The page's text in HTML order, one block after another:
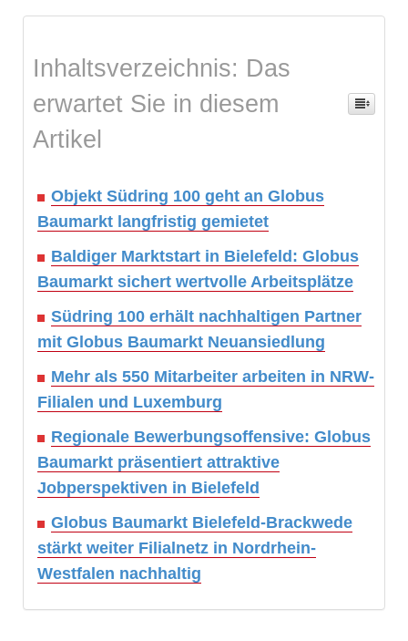
Inhaltsverzeichnis: Das
erwartet Sie in diesem
Artikel
Objekt Südring 100 geht an Globus
Baumarkt langfristig gemietet
Baldiger Marktstart in Bielefeld: Globus
Baumarkt sichert wertvolle Arbeitsplätze
Südring 100 erhält nachhaltigen Partner
mit Globus Baumarkt Neuansiedlung
Mehr als 550 Mitarbeiter arbeiten in NRW-
Filialen und Luxemburg
Regionale Bewerbungsoffensive: Globus
Baumarkt präsentiert attraktive
Jobperspektiven in Bielefeld
Globus Baumarkt Bielefeld-Brackwede
stärkt weiter Filialnetz in Nordrhein-
Westfalen nachhaltig